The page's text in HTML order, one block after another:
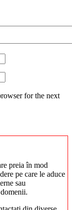
for the next
preia în mod
pe care le aduce
sau